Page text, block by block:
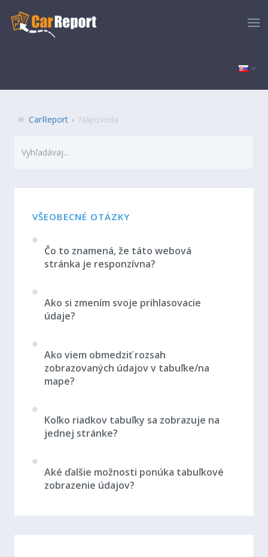
CarReport Nápoveda
VŠEOBECNÉ OTÁZKY
Čo to znamená, že táto webová
stránka je responzívna?
Ako si zmením svoje prihlasovacie
údaje?
Ako viem obmedziť rozsah
zobrazovaných údajov v tabuľke/na
mape?
Koľko riadkov tabuľky sa zobrazuje na
jednej stránke?
Aké ďalšie možnosti ponúka tabuľkové
zobrazenie údajov?